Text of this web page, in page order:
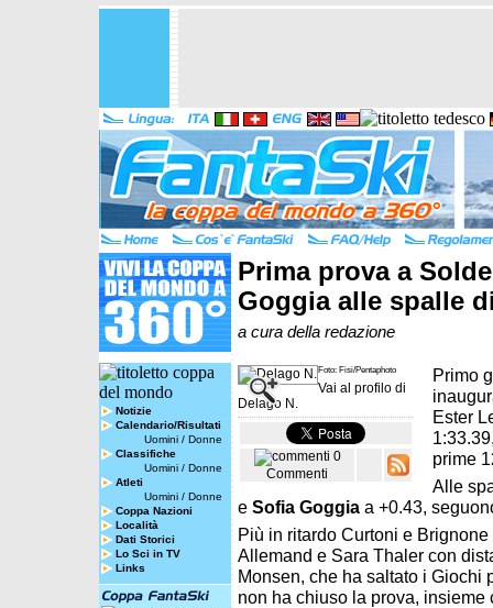
Notizie
Calendario/Risultati
Uomini / Donne
Classifiche
Uomini / Donne
Atleti
Uomini / Donne
Coppa Nazioni
Località
Dati Storici
Lo Sci in TV
Links
Prima prova a
Goggia alle spalle
a cura della redazione
Foto: Fisi/Pentaphoto
Vai al profilo di
Delago N.
0
Commenti
Primo
Ester
prime
Alle
e Sofia Goggia a +0.43,
Più in ritardo Curtoni e
Allemand e Sara Thaler con
Monsen, che ha saltato i Giochi
non ha chiuso la prova,